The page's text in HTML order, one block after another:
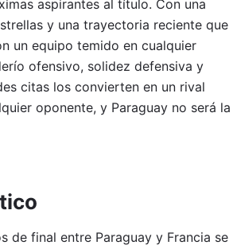
aspirantes al título. Con una
y una trayectoria reciente que
un equipo temido en cualquier
ofensivo, solidez defensiva y
citas los convierten en un rival
oponente, y Paraguay no será la
de final entre Paraguay y Francia se